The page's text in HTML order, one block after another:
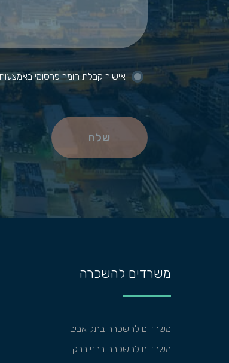
אישור קבלת חומר פרסומי
שלח
משרדים להשכרה
משרדים להשכרה בתל אביב
משרדים להשכרה בבני ברק